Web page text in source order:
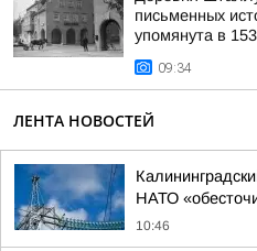
письменных
упомянута в
09:34
ЛЕНТА НОВОСТЕЙ
НАТО
10:46